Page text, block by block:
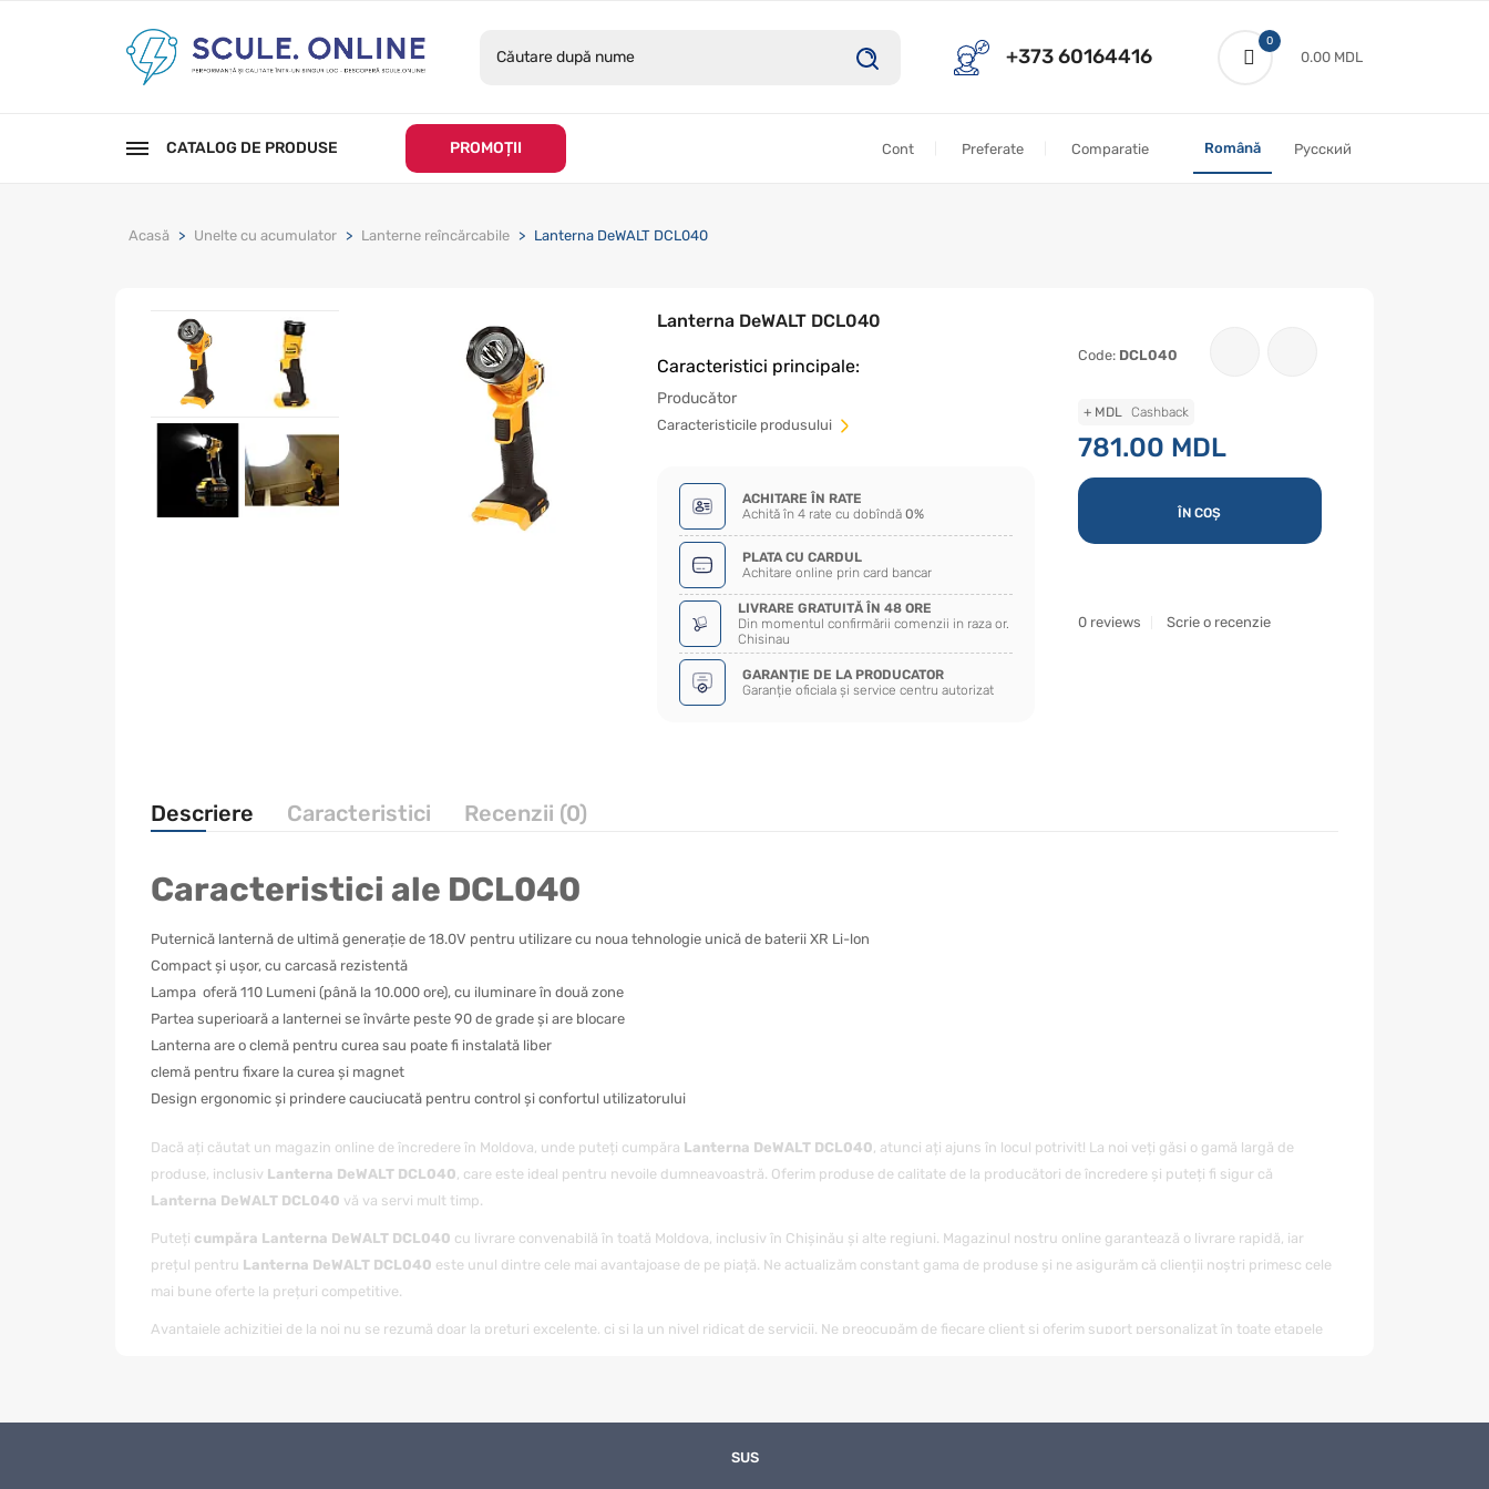
+373 60164416
0
0.00 MDL
CATALOG DE PRODUSE PROMOȚII Cont Preferate Comparatie Română Русский
Acasă Unelte cu acumulator Lanterne reîncărcabile Lanterna DeWALT DCL040
Lanterna DeWALT DCL040
Caracteristici principale:
Producător
Сaracteristicile produsului
ACHITARE ÎN RATE
Achită în 4 rate cu dobîndă 0%
PLATA CU CARDUL
Achitare online prin card bancar
LIVRARE GRATUITĂ ÎN 48 ORE
Din momentul confirmării comenzii in raza or.
Chisinau
GARANȚIE DE LA PRODUCATOR
Garanție oficiala și service centru autorizat
Code: DCL040
781.00 MDL
ÎN COȘ
0 reviews Scrie o recenzie
+ MDL Cashback
Descriere Caracteristici Recenzii (0)
Caracteristici ale DCL040
Puternică lanternă de ultimă generație de 18.0V pentru utilizare cu noua tehnologie unică de baterii XR Li-lon
Compact și ușor, cu carcasă rezistentă
Lampa oferă 110 Lumeni (până la 10.000 ore), cu iluminare în două zone
Partea superioară a lanternei se învârte peste 90 de grade și are blocare
Lanterna are o clemă pentru curea sau poate fi instalată liber
clemă pentru fixare la curea și magnet
Design ergonomic și prindere cauciucată pentru control și confortul utilizatorului
Dacă ați căutat un magazin online de încredere în Moldova, unde puteți cumpăra Lanterna DeWALT DCL040, atunci ați ajuns în locul potrivit! La noi veți găsi o gamă largă de
produse, inclusiv Lanterna DeWALT DCL040, care este ideal pentru nevoile dumneavoastră. Oferim produse de calitate de la producători de încredere și puteți fi sigur că
Lanterna DeWALT DCL040 vă va servi mult timp.
Puteți cumpăra Lanterna DeWALT DCL040 cu livrare convenabilă în toată Moldova, inclusiv în Chișinău și alte regiuni. Magazinul nostru online garantează o livrare rapidă, iar
prețul pentru Lanterna DeWALT DCL040 este unul dintre cele mai avantajoase de pe piață. Ne actualizăm constant gama de produse și ne asigurăm că clienții noștri primesc cele
mai bune oferte la prețuri competitive.
Avantajele achiziției de la noi nu se rezumă doar la prețuri excelente, ci și la un nivel ridicat de servicii. Ne preocupăm de fiecare client și oferim suport personalizat în toate etapele
face procesul de achiziție și mai convenabil pentru clienții noștri. Indiferent unde vă aflați în Moldova, vă vom livraLanterna DeWALT DCL040rapid și în siguranță.
Lanterna DeWALT DCL040
SUS